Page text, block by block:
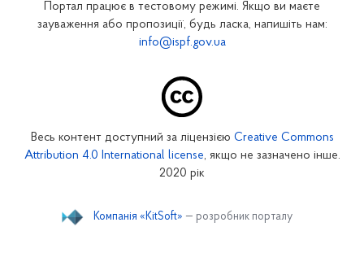
Закарпатське відділення
Запорізьке відділення
Кіровоградське відділення
Миколаївське відділення
Портал працює в тестовому режимі. Якщо ви маєте
зауваження або пропозиції, будь ласка, напишіть нам:
info@ispf.gov.ua
Весь контент доступний за ліцензією Creative Commons
Attribution 4.0 International license, якщо не зазначено інше.
2020 рік
Компанія «KitSoft» — розробник порталу